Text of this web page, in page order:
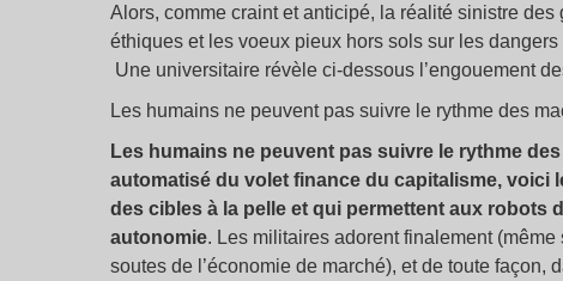
Alors, comme craint et anticipé, la réalité sinistre
éthiques et les voeux pieux hors sols sur les dangers
Une universitaire révèle ci-dessous l’engouement
Les humains ne peuvent pas suivre le rythme des
Les humains ne peuvent pas suivre le rythme
automatisé du volet finance du capitalisme, voici
des cibles à la pelle et qui permettent aux robots
autonomie. Les militaires adorent finalement
soutes de l’économie de marché), et de toute